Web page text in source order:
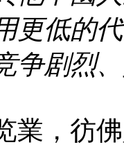
更低的
争剧烈
業，彷